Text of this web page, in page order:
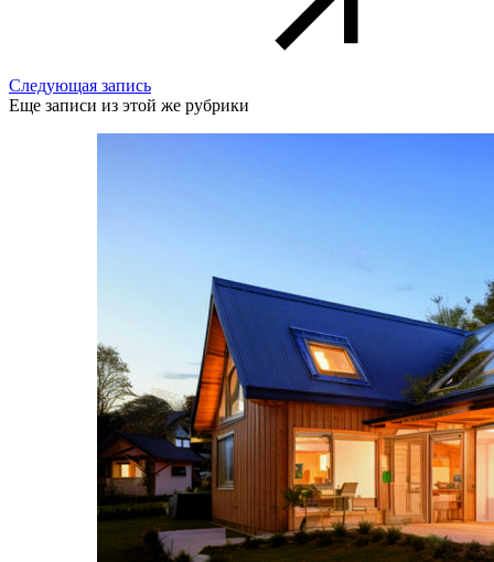
Следующая запись
Еще записи из этой же рубрики